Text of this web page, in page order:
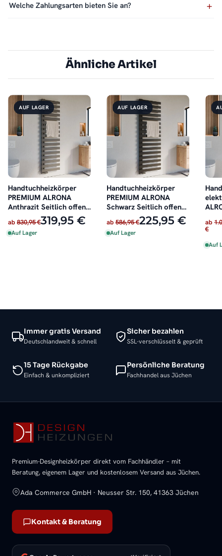
Welche Zahlungsarten bieten Sie an?
Ähnliche Artikel
AUF LAGER
Handtuchheizkörper
PREMIUM ALRONA
Anthrazit Seitlich offen
rechts oder links
ab 830,95 €319,95 €
Auf Lager
AUF LAGER
Handtuchheizkörper
PREMIUM ALRONA
Schwarz Seitlich offen
rechts oder links
ab 586,95 €225,95 €
Auf Lager
ab
€
Auf
Immer gratis Versand
Deutschlandweit & schnell
Sicher bezahlen
SSL-verschlüsselt & geprüft
15 Tage Rückgabe
Einfach & unkompliziert
Persönliche Beratung
Fachhandel aus Jüchen
Premium-Designheizkörper direkt vom Fachhändler – mit
Beratung, eigenem Lager und kostenlosem Versand aus Jüchen.
Ada Commerce GmbH · Neusser Str. 150, 41363 Jüchen
Kontakt & Beratung